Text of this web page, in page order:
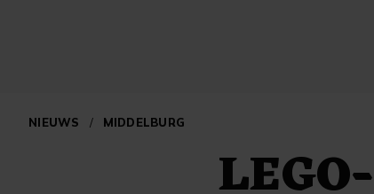
NIEUWS / MIDDELBURG